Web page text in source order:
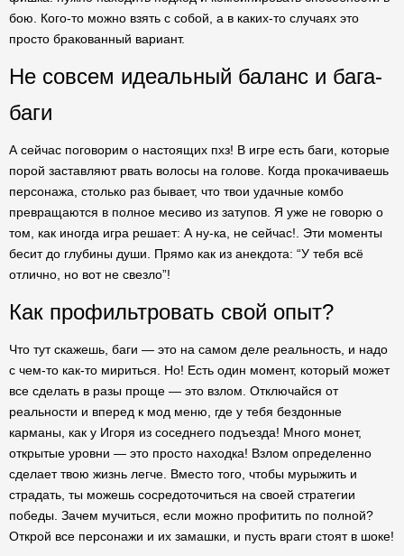
бою. Кого-то можно взять с собой, а в каких-то случаях это
просто бракованный вариант.
Не совсем идеальный баланс и бага-
баги
А сейчас поговорим о настоящих пхз! В игре есть баги, которые
порой заставляют рвать волосы на голове. Когда прокачиваешь
персонажа, столько раз бывает, что твои удачные комбо
превращаются в полное месиво из затупов. Я уже не говорю о
том, как иногда игра решает: А ну-ка, не сейчас!. Эти моменты
бесит до глубины души. Прямо как из анекдота: “У тебя всё
отлично, но вот не свезло”!
Как профильтровать свой опыт?
Что тут скажешь, баги — это на самом деле реальность, и надо
с чем-то как-то мириться. Но! Есть один момент, который может
все сделать в разы проще — это взлом. Отключайся от
реальности и вперед к мод меню, где у тебя бездонные
карманы, как у Игоря из соседнего подъезда! Много монет,
открытые уровни — это просто находка! Взлом определенно
сделает твою жизнь легче. Вместо того, чтобы мурыжить и
страдать, ты можешь сосредоточиться на своей стратегии
победы. Зачем мучиться, если можно профитить по полной?
Открой все персонажи и их замашки, и пусть враги стоят в шоке!